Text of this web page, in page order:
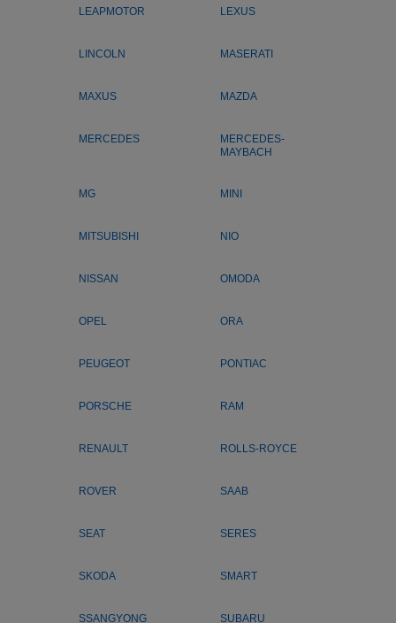
LEAPMOTOR LEXUS
LINCOLN MASERATI
MAXUS MAZDA
MERCEDES
MERCEDES-
MAYBACH
MG MINI
MITSUBISHI NIO
NISSAN OMODA
OPEL ORA
PEUGEOT PONTIAC
PORSCHE RAM
RENAULT ROLLS-ROYCE
ROVER SAAB
SEAT SERES
SKODA SMART
SSANGYONG SUBARU